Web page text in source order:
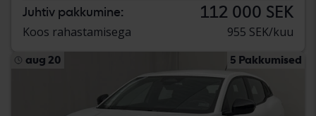
Juhtiv pakkumine: 112 000 SEK
Koos rahastamisega 955 SEK/kuu
aug 20 5 Pakkumised